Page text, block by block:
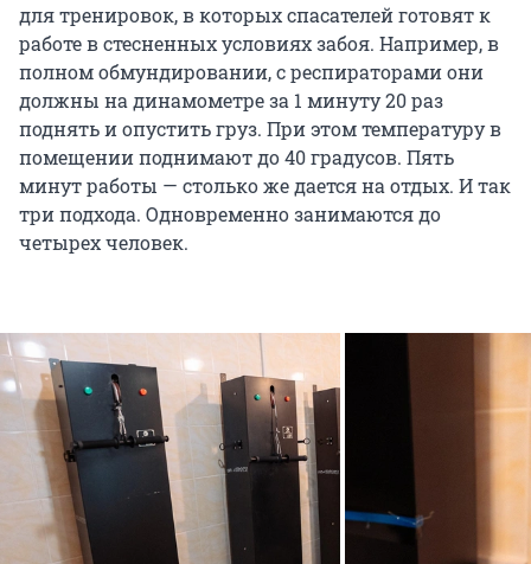
для тренировок, в которых спасателей готовят к
работе в стесненных условиях забоя. Например, в
полном обмундировании, с респираторами они
должны на динамометре за 1 минуту 20 раз
поднять и опустить груз. При этом температуру в
помещении поднимают до 40 градусов. Пять
минут работы — столько же дается на отдых. И так
три подхода. Одновременно занимаются до
четырех человек.